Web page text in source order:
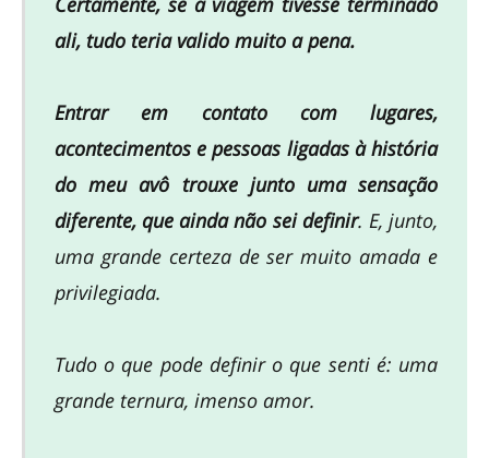
ali, tudo teria valido muito a pena.
Entrar em contato com lugares,
acontecimentos e pessoas ligadas à história
do meu avô trouxe junto uma sensação
diferente, que ainda não sei definir. E, junto,
uma grande certeza de ser muito amada e
privilegiada.
Tudo o que pode definir o que senti é: uma
grande ternura, imenso amor.